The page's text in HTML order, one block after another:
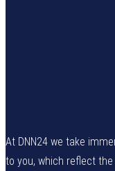
At DNN24 we take
to you, which reflect